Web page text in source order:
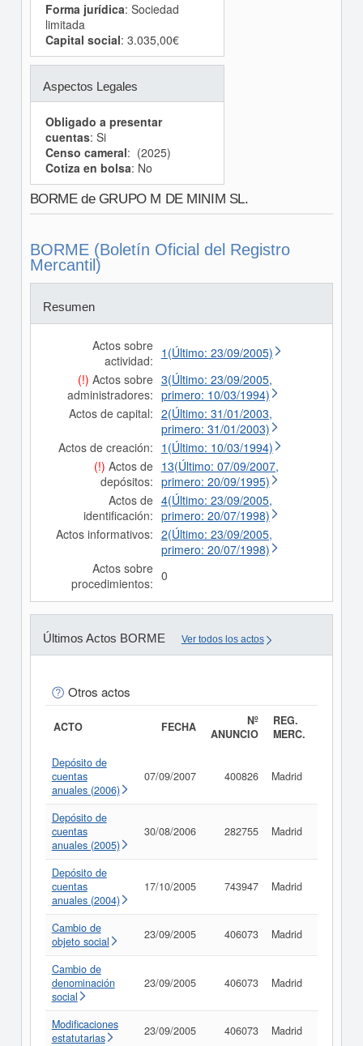
Forma jurídica: Sociedad
limitada
Capital social: 3.035,00€
Aspectos Legales
Obligado a presentar
cuentas: Si
Censo cameral: (2025)
Cotiza en bolsa: No
BORME de GRUPO M DE MINIM SL.
BORME (Boletín Oficial del Registro
Mercantil)
Resumen
Actos sobre
actividad: 1(Último: 23/09/2005)
(!) Actos sobre
administradores:
3(Último: 23/09/2005,
primero: 10/03/1994)
Actos de capital: 2(Último: 31/01/2003,
primero: 31/01/2003)
Actos de creación: 1(Último: 10/03/1994)
(!) Actos de
depósitos:
13(Último: 07/09/2007,
primero: 20/09/1995)
Actos de
identificación:
4(Último: 23/09/2005,
primero: 20/07/1998)
Actos informativos: 2(Último: 23/09/2005,
primero: 20/07/1998)
Actos sobre
procedimientos: 0
Últimos Actos BORME Ver todos los actos
Otros actos
ACTO FECHA
Nº
ANUNCIO
REG.
MERC.
Depósito de
cuentas
anuales (2006)
07/09/2007 400826 Madrid
Depósito de
cuentas
anuales (2005)
30/08/2006 282755 Madrid
Depósito de
cuentas
anuales (2004)
17/10/2005 743947 Madrid
Cambio de
objeto social
23/09/2005 406073 Madrid
Cambio de
denominación
social
23/09/2005 406073 Madrid
Modificaciones
estatutarias
23/09/2005 406073 Madrid